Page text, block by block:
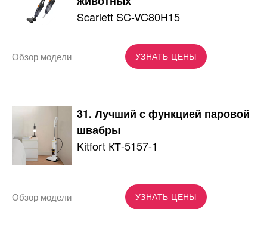
Scarlett SC-VC80H15
УЗНАТЬ ЦЕНЫ
Обзор модели
31. Лучший с функцией паровой
швабры
Kitfort КТ-5157-1
УЗНАТЬ ЦЕНЫ
Обзор модели